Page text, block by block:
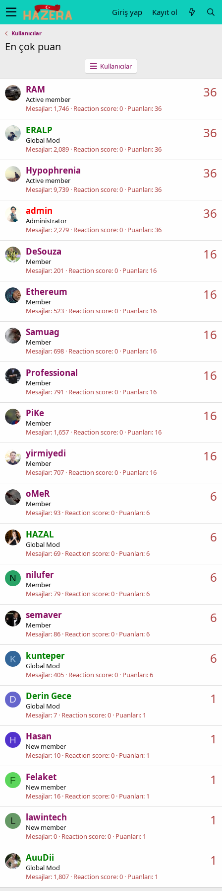
Giriş yap Kayıt ol
Kullanıcılar
En çok puan
Kullanıcılar
36
RAM
Active member
Mesajlar 1,746 Reaction score 0 Puanları 36
36
ERALP
Global Mod
Mesajlar 2,089 Reaction score 0 Puanları 36
36
Hypophrenia
Active member
Mesajlar 9,739 Reaction score 0 Puanları 36
36
admin
Administrator
Mesajlar 2,279 Reaction score 0 Puanları 36
16
DeSouza
Member
Mesajlar 201 Reaction score 0 Puanları 16
16
Ethereum
Member
Mesajlar 523 Reaction score 0 Puanları 16
16
Samuag
Member
Mesajlar 698 Reaction score 0 Puanları 16
16
Professional
Member
Mesajlar 791 Reaction score 0 Puanları 16
16
PiKe
Member
Mesajlar 1,657 Reaction score 0 Puanları 16
16
yirmiyedi
Member
Mesajlar 707 Reaction score 0 Puanları 16
6
oMeR
Member
Mesajlar 93 Reaction score 0 Puanları 6
6
HAZAL
Global Mod
Mesajlar 69 Reaction score 0 Puanları 6
N 6
nilufer
Member
Mesajlar 79 Reaction score 0 Puanları 6
6
semaver
Member
Mesajlar 86 Reaction score 0 Puanları 6
K 6
kunteper
Global Mod
Mesajlar 405 Reaction score 0 Puanları 6
D 1
Derin Gece
Global Mod
Mesajlar 7 Reaction score 0 Puanları 1
H 1
Hasan
New member
Mesajlar 10 Reaction score 0 Puanları 1
F 1
Felaket
New member
Mesajlar 16 Reaction score 0 Puanları 1
L 1
lawintech
New member
Mesajlar 0 Reaction score 0 Puanları 1
1
AuuDii
Global Mod
Mesajlar 1,807 Reaction score 0 Puanları 1